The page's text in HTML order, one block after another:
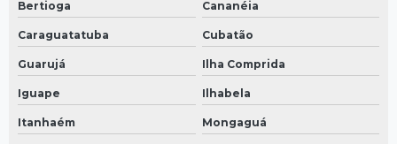
Bertioga
Cananéia
Caraguatatuba Cubatão
Guarujá Ilha Comprida
Iguape Ilhabela
Itanhaém Mongaguá